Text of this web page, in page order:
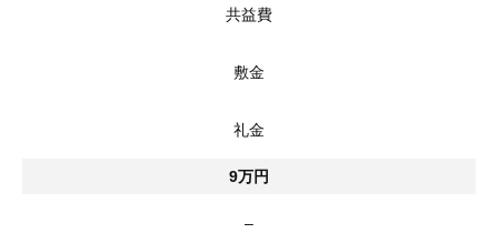
共益費
敷金
礼金
9万円
–